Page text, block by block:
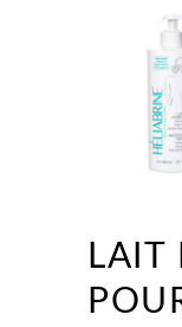
LAIT